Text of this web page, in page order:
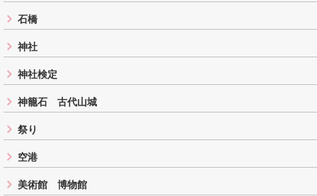
石橋
神社
神社検定
神籠石 古代山城
祭り
空港
美術館 博物館